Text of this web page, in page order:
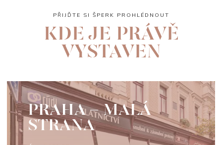
PŘIJĎTE SI ŠPERK PROHLÉDNOUT
KDE JE PRÁVĚ
VYSTAVEN
PRAHA - MALÁ
STRANA